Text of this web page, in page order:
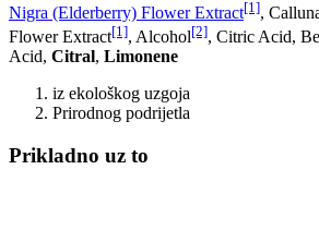
Nigra (Elderberry) Flower Extract[1],
Flower Extract[1], Alcohol[2], Citric Acid,
Acid, Citral, Limonene
iz ekološkog uzgoja
Prirodnog podrijetla
Prikladno uz to